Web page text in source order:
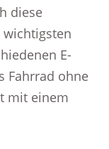
diese
wichtigsten
E-
Fahrrad ohne
mit einem